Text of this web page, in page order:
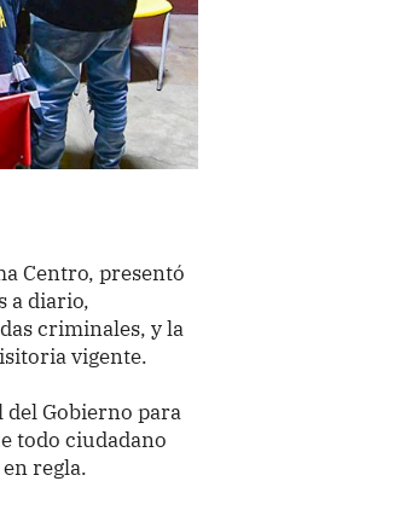
Centro, presentó
a diario,
criminales, y la
vigente.
del Gobierno para
todo ciudadano
regla.